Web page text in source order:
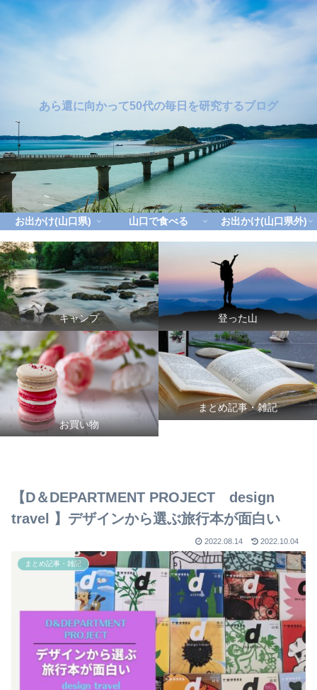
あら還に向かって50代の毎日を研究するブログ
お出かけ(山口県) 山口で食べる お出かけ(山口県外)
キャンプ 登った山
お買い物
まとめ記事・雑記
【D＆DEPARTMENT PROJECT design
travel 】デザインから選ぶ旅行本が面白い
2022.08.14 2022.10.04
まとめ記事・雑記